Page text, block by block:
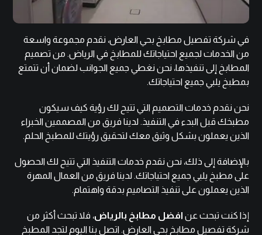
في شركة تفصيل مطابخ بحي العارض، نقدم مجموعة واسعة
من الخدمات لجميع احتياجاتك للمطابخ في الرياض. من تصميم
المطابخ إلى تنفيذها، نحن نغطي جميع الجوانب لضمان أن تتمتع
بمطبخ يلبي جميع احتياجاتك.
نحن نقدم خدمات التصميم التي تتيح لك رؤية كيف سيكون
مطبخك قبل البدء في التنفيذ. لدينا فريق من المصممين الخبراء
الذين يعملون بشكل وثيق معك لتحقيق رؤيتك للمطبخ الحلم.
بالإضافة إلى ذلك، نحن نقدم خدمات التنفيذ التي تتيح لك الحصول
على مطبخ يلبي جميع احتياجاتك. لدينا فريق من العمال المهرة
الذين يعملون على تنفيذ التصاميم بدقة واهتمام.
إذا كنت تبحث عن افضل مطابخ بالرياض، فلا تبحث أكثر من
شركة تفصيل مطابخ بحي العارض. اتصل بنا اليوم لتجد المطبخ